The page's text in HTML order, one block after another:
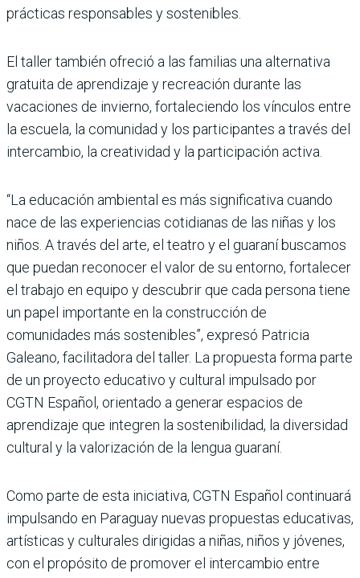
prácticas responsables y sostenibles.
El taller también ofreció a las familias una alternativa
gratuita de aprendizaje y recreación durante las
vacaciones de invierno, fortaleciendo los vínculos entre
la escuela, la comunidad y los participantes a través del
intercambio, la creatividad y la participación activa.
“La educación ambiental es más significativa cuando
nace de las experiencias cotidianas de las niñas y los
niños. A través del arte, el teatro y el guaraní buscamos
que puedan reconocer el valor de su entorno, fortalecer
el trabajo en equipo y descubrir que cada persona tiene
un papel importante en la construcción de
comunidades más sostenibles”, expresó Patricia
Galeano, facilitadora del taller. La propuesta forma parte
de un proyecto educativo y cultural impulsado por
CGTN Español, orientado a generar espacios de
aprendizaje que integren la sostenibilidad, la diversidad
cultural y la valorización de la lengua guaraní.
Como parte de esta iniciativa, CGTN Español continuará
impulsando en Paraguay nuevas propuestas educativas,
artísticas y culturales dirigidas a niñas, niños y jóvenes,
con el propósito de promover el intercambio entre